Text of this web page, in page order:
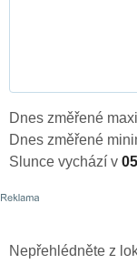
Dnes změřené
Dnes změřené
Slunce vychází v
Nepřehlédněte z